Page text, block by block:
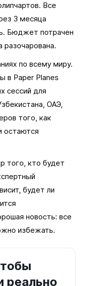
Все
3 месяца
Бюджет потрачен
по всему миру.
в Paper Planes
сессий для
ОАЭ,
того, как
остаются
того, кто будет
будет ли
новость: все
избежать.
реально